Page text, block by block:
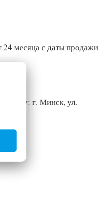
24 месяца с даты продажи
г. Минск, ул.